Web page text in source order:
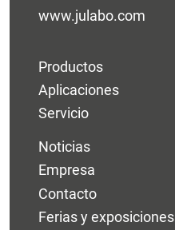
www.julabo.com
Productos
Aplicaciones
Servicio
Noticias
Empresa
Contacto
Ferias y exposiciones